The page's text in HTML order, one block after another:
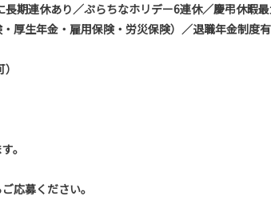
期連休あり／ぷらちなホリデー6連休／慶弔休暇
厚生年金・雇用保険・労災保険）／退職年金制度
。
応募ください。